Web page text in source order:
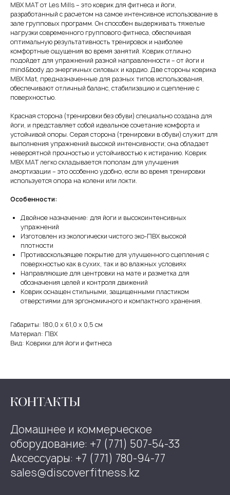
MBX MAT от Les Mills – это коврик для фитнеса и йоги,
разработанный с расчетом на самое интенсивное использование в
зале групповых программ. Он способен выдерживать тяжелые
нагрузки современного группового фитнеса, обеспечивая
оптимальную результативность тренировок и наиболее
комфортные ощущения во время занятий. Коврик отлично
подойдет для упражнений разной направленности – от йоги и
mind&body до энергичных силовых и кардио. Две стороны коврика
MBX Mat, предназначенные для разных типов использования,
обеспечивают отличный баланс, стабилизацию и сцепление с
поверхностью.
Красная сторона (тренировки без обуви) специально создана для
йоги, и представляет собой идеальное сочетание комфорта и
устойчивой опоры. Серая сторона (тренировки в обуви) служит для
выполнения упражнений высокой интенсивности; она обладает
невероятной прочностью и устойчивостью к истиранию. Коврик
MBX MAT легко складывается пополам для улучшения
амортизации – это особенно удобно, если во время тренировки
используется опора на колени или локти.
Особенности:
Двойное назначение: для йоги и высокоинтенсивных
упражнений
Изготовлен из экологически чистого эко-ПВХ высокой
плотности
Противоскользящее покрытие для улучшенного сцепления с
поверхностью как в сухих, так и во влажных условиях
Направляющие для центровки на мате и разметка для
обозначения целей и контроля движений
Коврик оснащен стильными, защищенными пластиком
отверстиями для эргономичного и компактного хранения.
Габариты: 180,0 х 61,0 х 0,5 см
Материал: ПВХ
Вид: Коврики для йоги и фитнеса
КОНТАКТЫ
Домашнее и коммерческое
оборудование: +7 (771) 507-54-33
Аксессуары: +7 (771) 780-94-77
sales@discoverfitness.kz